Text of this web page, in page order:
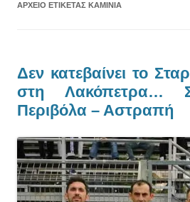
ΑΡΧΕΊΟ ΕΤΙΚΈΤΑΣ ΚΑΜΊΝΙΑ
Δεν κατεβαίνει το
στη Λακόπετρα…
Περιβόλα – Αστραπή